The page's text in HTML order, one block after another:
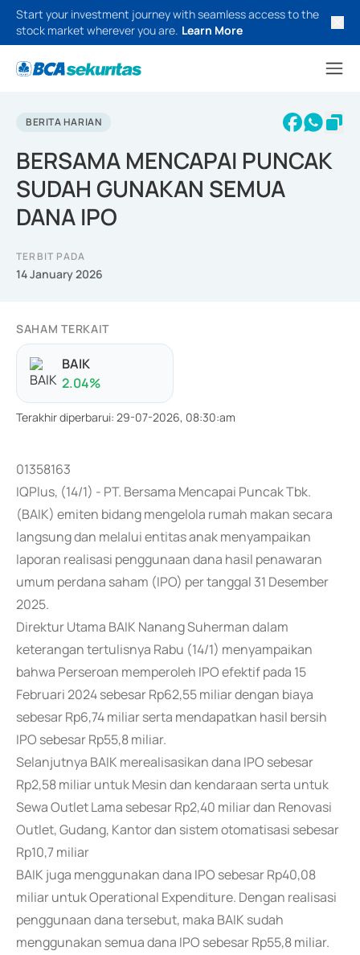
Start your investment journey with seamless access to the
stock market wherever you are. Learn More
BERITA HARIAN
BERSAMA MENCAPAI PUNCAK
SUDAH GUNAKAN SEMUA
DANA IPO
TERBIT PADA
14 January 2026
SAHAM TERKAIT
BAIK
2.04%
Terakhir diperbarui: 29-07-2026, 08:30:am
01358163
IQPlus, (14/1) - PT. Bersama Mencapai Puncak Tbk.
(BAIK) emiten bidang mengelola rumah makan secara
langsung dan melalui entitas anak menyampaikan
laporan realisasi penggunaan dana hasil penawaran
umum perdana saham (IPO) per tanggal 31 Desember
2025.
Direktur Utama BAIK Nanang Suherman dalam
keterangan tertulisnya Rabu (14/1) menyampaikan
bahwa Perseroan memperoleh IPO efektif pada 15
Februari 2024 sebesar Rp62,55 miliar dengan biaya
sebesar Rp6,74 miliar serta mendapatkan hasil bersih
IPO sebesar Rp55,8 miliar.
Selanjutnya BAIK merealisasikan dana IPO sebesar
Rp2,58 miliar untuk Mesin dan kendaraan serta untuk
Sewa Outlet Lama sebesar Rp2,40 miliar dan Renovasi
Outlet, Gudang, Kantor dan sistem otomatisasi sebesar
Rp10,7 miliar
BAIK juga menggunakan dana IPO sebesar Rp40,08
miliar untuk Operational Expenditure. Dengan realisasi
penggunaan dana tersebut, maka BAIK sudah
menggunakan semua dana IPO sebesar Rp55,8 miliar.